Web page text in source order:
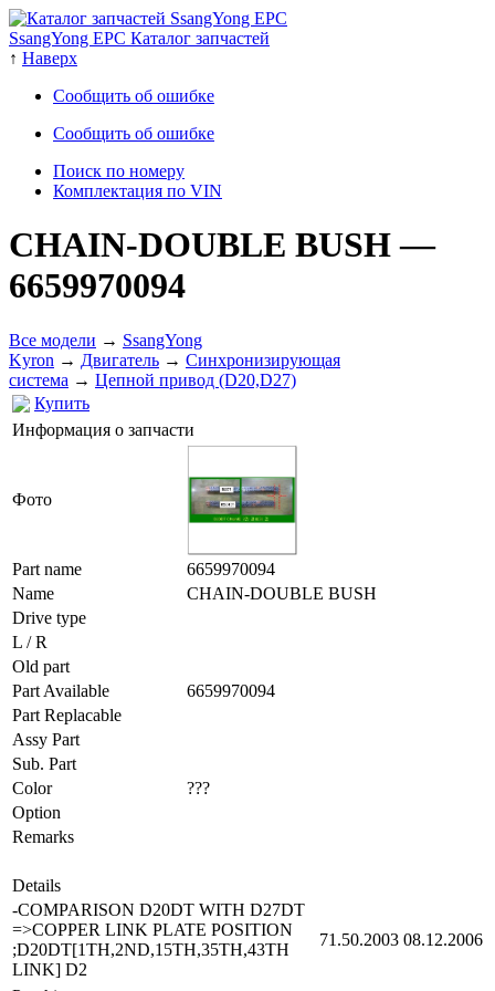
SsangYong EPC Каталог запчастей
↑ Наверх
Сообщить об ошибке
Сообщить об ошибке
Поиск по номеру
Комплектация по VIN
CHAIN-DOUBLE BUSH—
6659970094
Все модели → SsangYong
Kyron → Двигатель → Cинхронизирующая
система → Цепной привод (D20,D27)
Купить
Информация о запчасти
Фото
Part name
6659970094
Name
CHAIN-DOUBLE BUSH
Drive type
L / R
Old part
Part Available
6659970094
Part Replacable
Assy Part
Sub. Part
Color
???
Option
Remarks
Details
-COMPARISON D20DT WITH D27DT
=>COPPER LINK PLATE POSITION
;D20DT[1TH,2ND,15TH,35TH,43TH
LINK] D2
71.50.2003 08.12.2006